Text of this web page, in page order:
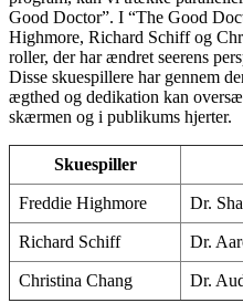
Good Doctor”. I “The Good
Highmore, Richard Schiff og
roller, der har ændret seerens
Disse skuespillere har gennem
ægthed og dedikation kan
skærmen og i publikums hjerter.
Skuespiller
Freddie Highmore Dr.
Richard Schiff Dr.
Christina Chang Dr.